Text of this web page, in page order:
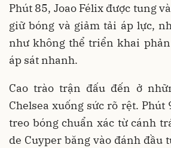
Phút 85, Joao Félix được tung
giữ bóng và giảm tải áp lực,
như không thể triển khai
áp sát nhanh.
Cao trào trận đấu đến ở
Chelsea xuống sức rõ rệt. Phút
treo bóng chuẩn xác từ cánh
de Cuyper băng vào đánh đầu